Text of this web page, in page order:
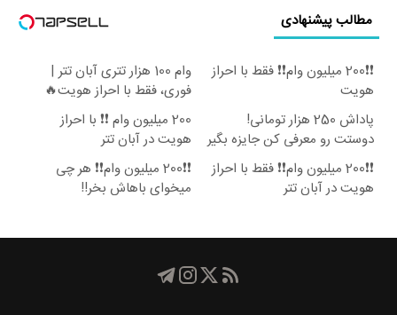
مطالب پیشنهادی
❗❗200 میلیون وام❗❗ فقط با احراز
هویت
وام 100 هزار تتری آبان تتر |
فوری، فقط با احراز هویت🔥
پاداش 250 هزار تومانی!
دوستت رو معرفی کن جایزه بگیر
😍
200 میلیون وام ❗❗ با احراز
هویت در آبان تتر
❗❗200 میلیون وام❗❗ فقط با احراز
هویت در آبان تتر
❗❗200 میلیون وام❗❗ هر چی
میخوای باهاش بخر!!